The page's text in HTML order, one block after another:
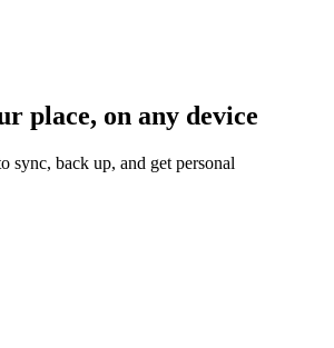
place, on any device
sync, back up, and get personal